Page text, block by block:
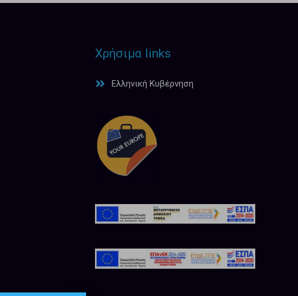
Χρήσιμα links
Ελληνική Κυβέρνηση